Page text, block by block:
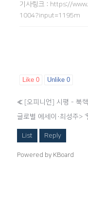
기사링크 : https://
1004?input=1195m
Like 0 Unlike 0
« [오피니언] 시평 - 북
List Reply
Powered by KBoard